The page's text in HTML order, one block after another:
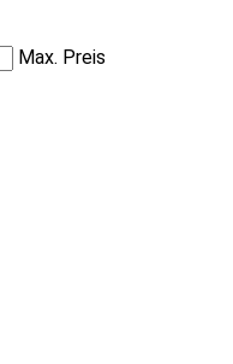
Max. Preis